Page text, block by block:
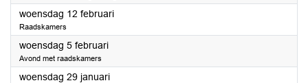
woensdag 12 februari2025
Raadskamers
woensdag 5 februari2025
Avond met raadskamers
woensdag 29 januari2025